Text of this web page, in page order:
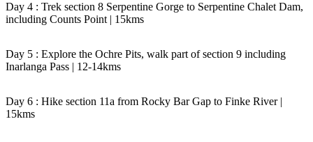
Day 4 : Trek section 8 Serpentine Gorge to Serpentine Chalet Dam,
including Counts Point | 15kms
Day 5 : Explore the Ochre Pits, walk part of section 9 including
Inarlanga Pass | 12-14kms
Day 6 : Hike section 11a from Rocky Bar Gap to Finke River |
15kms